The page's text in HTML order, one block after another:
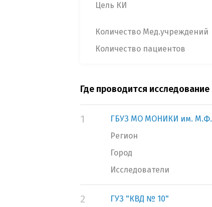
Цель КИ
Количество Мед.учреждений
Количество пациентов
Где проводится исследование
1
ГБУЗ МО МОНИКИ им. М.Ф.
Регион
Город
Исследователи
2
ГУЗ "КВД № 10"